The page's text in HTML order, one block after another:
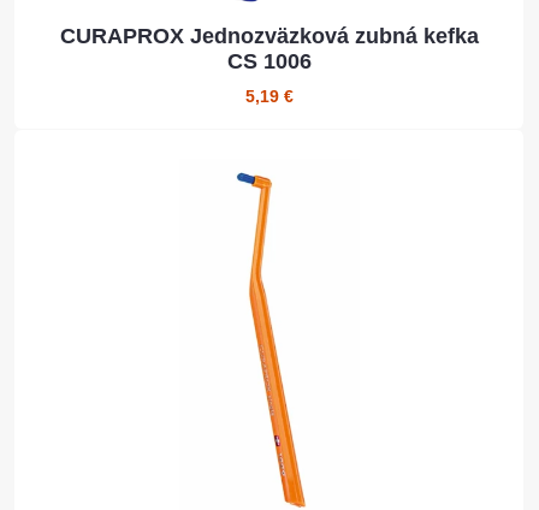
CURAPROX Jednozväzková zubná kefka
CS 1006
5,19 €